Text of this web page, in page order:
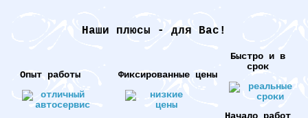
Наши плюсы - для Вас!
Опыт работы Фиксированные цены
Быстро и в
срок